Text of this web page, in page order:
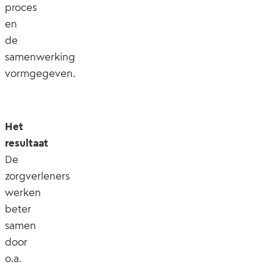
proces
en
de
samenwerking
vormgegeven.
Het
resultaat
De
zorgverleners
werken
beter
samen
door
o.a.